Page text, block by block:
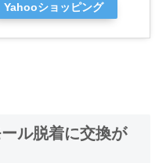
Yahooショッピング
ル脱着に交換が